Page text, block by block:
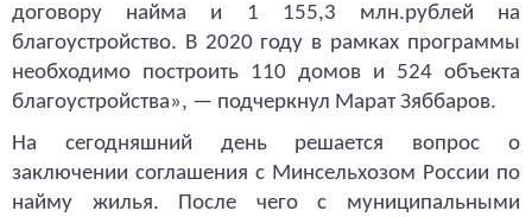
договору найма и 1 155,3 млн.рублей на
благоустройство. В 2020 году в рамках программы
необходимо построить 110 домов и 524 объекта
благоустройства», — подчеркнул Марат Зяббаров.
На сегодняшний день решается вопрос о
заключении соглашения с Минсельхозом России по
найму жилья. После чего с муниципальными